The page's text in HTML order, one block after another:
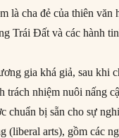
là cha đẻ của thiên văn
Trái Đất và các hành
gia khá giả, sau khi
trách nhiệm nuôi nấng
chuẩn bị sẵn cho sự
(liberal arts), gồm các